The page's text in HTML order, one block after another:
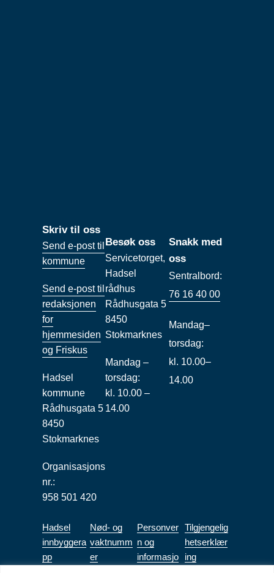
Skriv til oss
Send e-post til
kommune
Send e-post til
redaksjonen
for
hjemmesiden
og Friskus
Hadsel
kommune
Rådhusgata 5
8450
Stokmarknes
Organisasjons
nr.:
958 501 420
Besøk oss
Servicetorget,
Hadsel
rådhus
Rådhusgata 5
8450
Stokmarknes
Mandag –
torsdag:
kl. 10.00 –
14.00
Snakk med
oss
Sentralbord:
76 16 40 00
Mandag–
torsdag:
kl. 10.00–
14.00
Hadsel
innbyggera
pp
Nød- og
vaktnumm
er
Personver
n og
informasjo
Tilgjengelig
hetserklær
ing